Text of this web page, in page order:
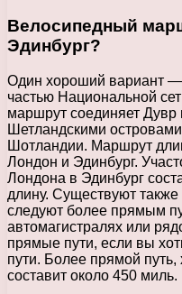
Велосипедный
Эдинбург?
Один хороший вариант
частью Национальной
маршрут соединяет
Шетландскими
Шотландии. Маршрут
Лондон и Эдинбург.
Лондона в Эдинбург
длину. Существуют
следуют более прямым
автомагистралях или
прямые пути, если вы
пути. Более прямой
составит около 450 миль.